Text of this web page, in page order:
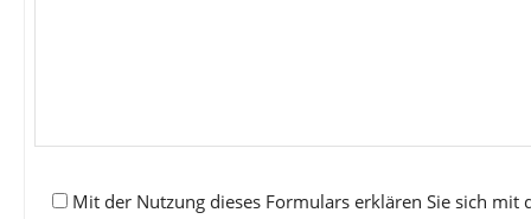
Mit der Nutzung dieses Formulars erklären Sie sich mit